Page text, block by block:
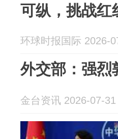
可纵，挑战红
环球时报国际 2026-
外交部：强烈
金台资讯 2026-07-31